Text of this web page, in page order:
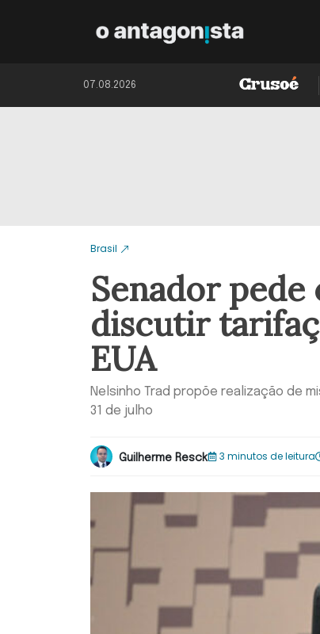
07.08.2026
Brasil
Senador pede
discutir
EUA
Nelsinho Trad propõe realização de
31 de julho
Guilherme Resck 3 minutos de leitura